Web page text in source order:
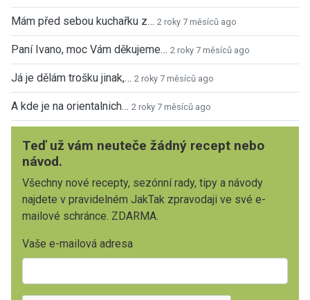
Mám před sebou kuchařku z… 2 roky 7 měsíců ago
Paní Ivano, moc Vám děkujeme… 2 roky 7 měsíců ago
Já je dělám trošku jinak,… 2 roky 7 měsíců ago
A kde je na orientalnich… 2 roky 7 měsíců ago
Teď už vám neuteče žádný recept nebo
návod.
Všechny nové recepty, sezónní rady, tipy a návody
najdete v pravidelném JakTak zpravodaji ve své e-
mailové schránce. ZDARMA.
Vaše e-mailová adresa